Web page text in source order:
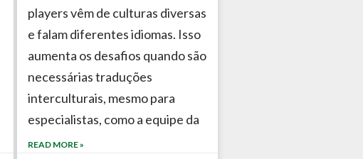
players vêm de culturas diversas
e falam diferentes idiomas. Isso
aumenta os desafios quando são
necessárias traduções
interculturais, mesmo para
especialistas, como a equipe da
READ MORE »